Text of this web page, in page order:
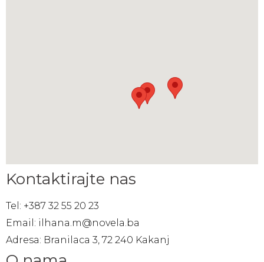
Kontaktirajte nas
Tel: +387 32 55 20 23
Email: ilhana.m@novela.ba
Adresa: Branilaca 3, 72 240 Kakanj